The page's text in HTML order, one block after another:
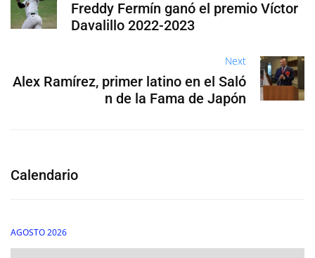
Freddy Fermín ganó el premio Víctor
Davalillo 2022-2023
Next
Alex Ramírez, primer latino en el Saló
n de la Fama de Japón
Calendario
AGOSTO 2026